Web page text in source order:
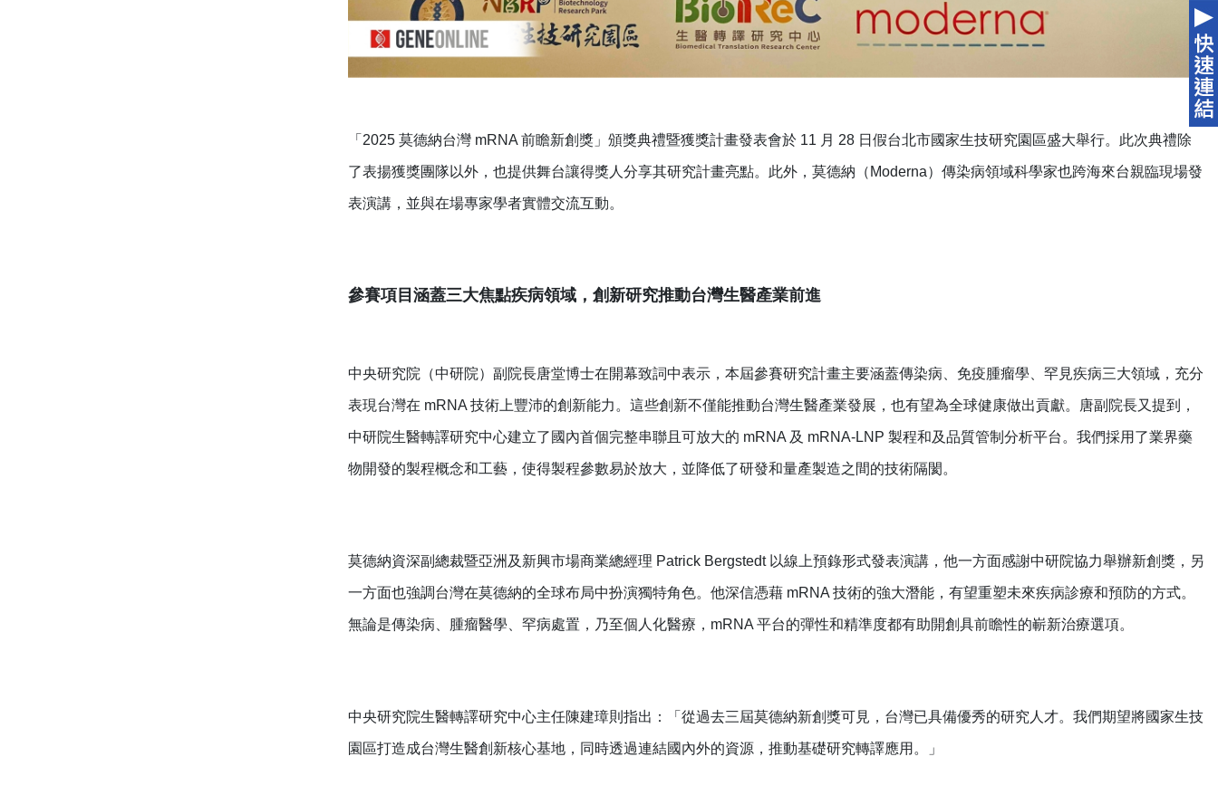
「2025 莫德納台灣 mRNA 前瞻新創獎」頒獎典禮暨獲獎計畫發表會於 11 月 28 日假台北市國家生技研究園區盛大舉行。此次典禮除
了表揚獲獎團隊以外，也提供舞台讓得獎人分享其研究計畫亮點。此外，莫德納（Moderna）傳染病領域科學家也跨海來台親臨現場發
表演講，並與在場專家學者實體交流互動。
參賽項目涵蓋三大焦點疾病領域，創新研究推動台灣生醫產業前進
中央研究院（中研院）副院長唐堂博士在開幕致詞中表示，本屆參賽研究計畫主要涵蓋傳染病、免疫腫瘤學、罕見疾病三大領域，充分
表現台灣在 mRNA 技術上豐沛的創新能力。這些創新不僅能推動台灣生醫產業發展，也有望為全球健康做出貢獻。唐副院長又提到，
中研院生醫轉譯研究中心建立了國內首個完整串聯且可放大的 mRNA 及 mRNA-LNP 製程和及品質管制分析平台。我們採用了業界藥
物開發的製程概念和工藝，使得製程參數易於放大，並降低了研發和量產製造之間的技術隔閡。
莫德納資深副總裁暨亞洲及新興市場商業總經理 Patrick Bergstedt 以線上預錄形式發表演講，他一方面感謝中研院協力舉辦新創獎，另
一方面也強調台灣在莫德納的全球布局中扮演獨特角色。他深信憑藉 mRNA 技術的強大潛能，有望重塑未來疾病診療和預防的方式。
無論是傳染病、腫瘤醫學、罕病處置，乃至個人化醫療，mRNA 平台的彈性和精準度都有助開創具前瞻性的嶄新治療選項。
中央研究院生醫轉譯研究中心主任陳建璋則指出：「從過去三屆莫德納新創獎可見，台灣已具備優秀的研究人才。我們期望將國家生技
園區打造成台灣生醫創新核心基地，同時透過連結國內外的資源，推動基礎研究轉譯應用。」